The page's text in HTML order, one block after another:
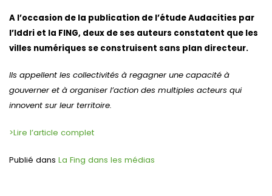
A l’occasion de la publication de l’étude Audacities par
l’Iddri et la FING, deux de ses auteurs constatent que les
villes numériques se construisent sans plan directeur.
Ils appellent les collectivités à regagner une capacité à
gouverner et à organiser l’action des multiples acteurs qui
innovent sur leur territoire.
>Lire l’article complet
Publié dans La Fing dans les médias